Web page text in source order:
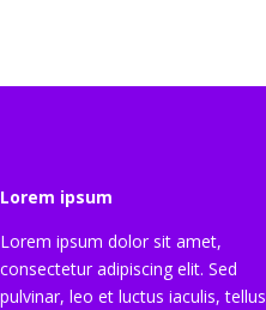
Lorem ipsum
Lorem ipsum dolor sit amet,
consectetur adipiscing elit. Sed
pulvinar, leo et luctus iaculis, tellus